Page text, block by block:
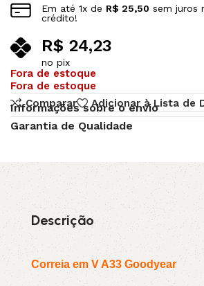
Em até1x de R$ 25,50 sem juros
crédito!
R$ 24,23
no pix
Fora de estoque
Fora de estoque
Comparar
Adicionar à Lista de
Informações sobre o envio
Garantia de Qualidade
Descrição
Correia em V A33 Goodyear